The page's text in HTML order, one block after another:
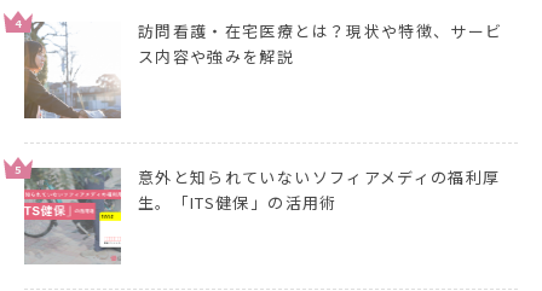
4
訪問看護・在宅医療とは？現状や特徴、サービ
ス内容や強みを解説
5
意外と知られていないソフィアメディの福利厚
生。「ITS健保」の活用術